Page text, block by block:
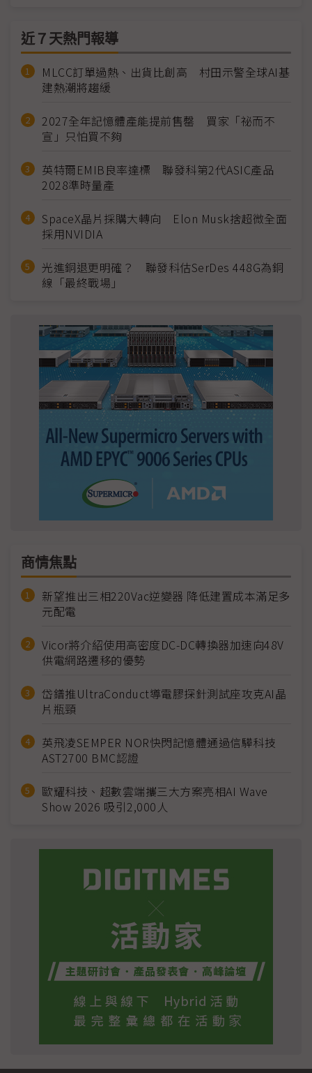
近７天熱門報導
MLCC訂單過熱、出貨比創高 村田示警全球AI基
建熱潮將趨緩
2027全年記憶體產能提前售罄 買家「祕而不
宣」只怕買不夠
英特爾EMIB良率達標 聯發科第2代ASIC產品
2028準時量產
SpaceX晶片採購大轉向 Elon Musk捨超微全面
採用NVIDIA
光進銅退更明確？ 聯發科估SerDes 448G為銅
線「最終戰場」
商情焦點
新望推出三相220Vac逆變器 降低建置成本滿足多
元配電
Vicor將介紹使用高密度DC-DC轉換器加速向48V
供電網路遷移的優勢
岱鐠推UltraConduct導電膠探針測試座攻克AI晶
片瓶頸
英飛凌SEMPER NOR快閃記憶體通過信驊科技
AST2700 BMC認證
歐耀科技、超數雲端攜三大方案亮相AI Wave
Show 2026 吸引2,000人